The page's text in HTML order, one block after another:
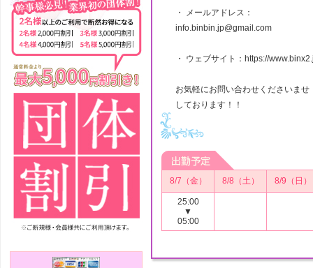
・ メールアドレス：
info.binbin.jp@gmail.com
・ ウェブサイト：https://
お気軽にお問い合わせくださいませ
しております！！
8/7（金） 8/8（土） 8/9（日）
25:00
▼
05:00